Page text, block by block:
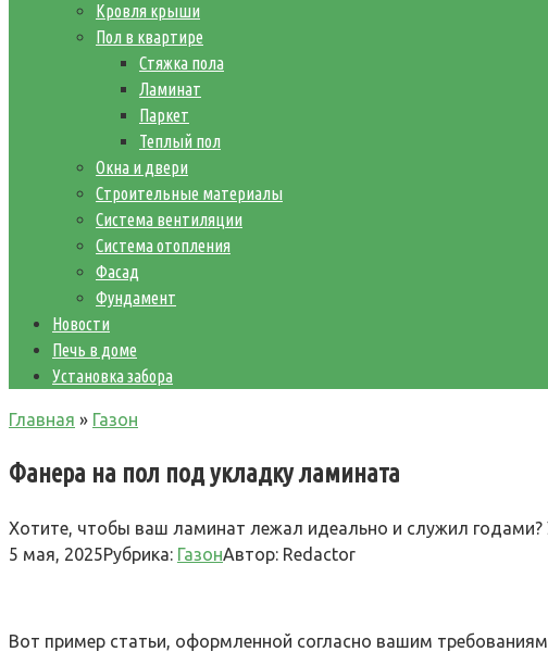
Кровля крыши
Пол в квартире
Стяжка пола
Ламинат
Паркет
Теплый пол
Окна и двери
Строительные материалы
Система вентиляции
Система отопления
Фасад
Фундамент
Новости
Печь в доме
Установка забора
Главная » Газон
Фанера на пол под укладку ламината
Хотите, чтобы ваш ламинат лежал идеально и служил
5 мая, 2025Рубрика: ГазонАвтор: Redactor
Вот пример статьи, оформленной согласно вашим